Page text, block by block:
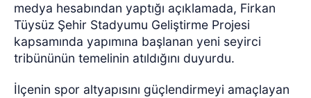
medya hesabından yaptığı açıklamada, Firkan
Tüysüz Şehir Stadyumu Geliştirme Projesi
kapsamında yapımına başlanan yeni seyirci
tribününün temelinin atıldığını duyurdu.
İlçenin spor altyapısını güçlendirmeyi amaçlayan